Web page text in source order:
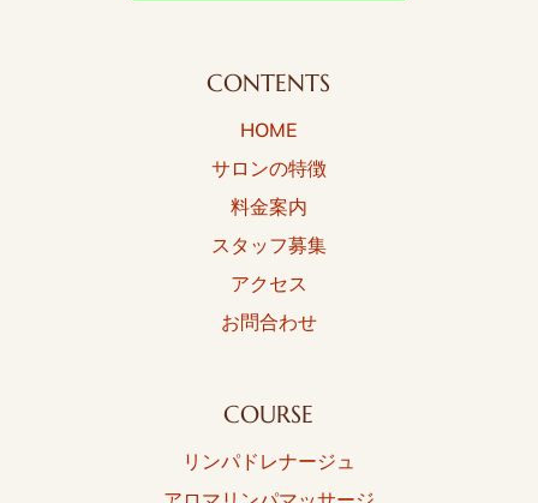
CONTENTS
HOME
サロンの特徴
料金案内
スタッフ募集
アクセス
お問合わせ
COURSE
リンパドレナージュ